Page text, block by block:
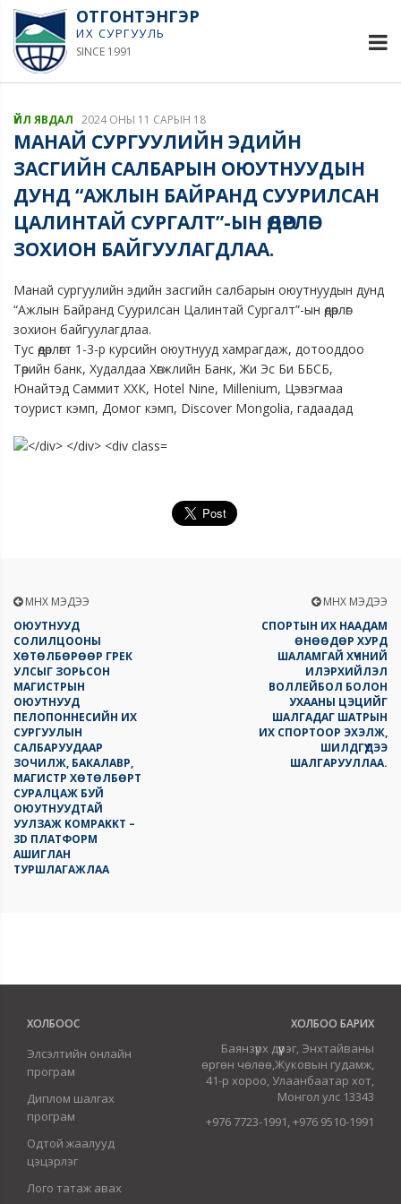
ОТГОНТЭНГЭР
ИХ СУРГУУЛЬ
SINCE 1991
ҮЙЛ ЯВДАЛ 2024 ОНЫ 11 САРЫН 18
МАНАЙ СУРГУУЛИЙН ЭДИЙН
ЗАСГИЙН САЛБАРЫН ОЮУТНУУДЫН
ДУНД “АЖЛЫН БАЙРАНД СУУРИЛСАН
ЦАЛИНТАЙ СУРГАЛТ”-ЫН ӨДӨРЛӨГ
ЗОХИОН БАЙГУУЛАГДЛАА.
Манай сургуулийн эдийн засгийн салбарын оюутнуудын дунд
“Ажлын Байранд Суурилсан Цалинтай Сургалт”-ын өдөрлөг
зохион байгуулагдлаа.
Тус өдөрлөгт 1-3-р курсийн оюутнууд хамрагдаж, дотооддоо
Төрийн банк, Худалдаа Хөгжлийн Банк, Жи Эс Би ББСБ,
Юнайтэд Саммит ХХК, Hotel Nine, Millenium, Цэвэгмаа
тоурист кэмп, Домог кэмп, Discover Mongolia, гадаадад
ӨМНӨХ МЭДЭЭ
ОЮУТНУУД
СОЛИЛЦООНЫ
ХӨТӨЛБӨРӨӨР ГРЕК
УЛСЫГ ЗОРЬСОН
МАГИСТРЫН
ОЮУТНУУД
ПЕЛОПОННЕСИЙН ИХ
СУРГУУЛЫН
САЛБАРУУДААР
ЗОЧИЛЖ, БАКАЛАВР,
МАГИСТР ХӨТӨЛБӨРТ
СУРАЛЦАЖ БУЙ
ОЮУТНУУДТАЙ
УУЛЗАЖ KOMPAKKT –
3D ПЛАТФОРМ
АШИГЛАН
ТУРШЛАГАЖЛАА
ӨМНӨХ МЭДЭЭ
СПОРТЫН ИХ НААДАМ
ӨНӨӨДӨР ХУРД
ШАЛАМГАЙ ХҮЧНИЙ
ИЛЭРХИЙЛЭЛ
ВОЛЛЕЙБОЛ БОЛОН
УХААНЫ ЦЭЦИЙГ
ШАЛГАДАГ ШАТРЫН
ИХ СПОРТООР ЭХЭЛЖ,
ШИЛДГҮҮДЭЭ
ШАЛГАРУУЛЛАА.
ХОЛБООС
Элсэлтийн онлайн
програм
Диплом шалгах
програм
Одтой жаалууд
цэцэрлэг
Лого татаж авах
ХОЛБОО БАРИХ
Баянзүрх дүүрэг, Энхтайваны
өргөн чөлөө,Жуковын гудамж,
41-р хороо, Улаанбаатар хот,
Монгол улс 13343
+976 7723-1991, +976 9510-1991